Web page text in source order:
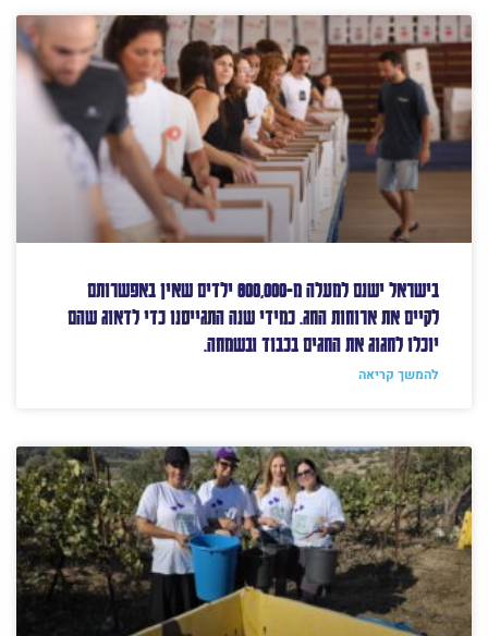
בישראל ישנם למעלה מ-800,000 ילדים שאין באפשרותם
לקיים את ארוחות החג. כמידי שנה התגייסנו כדי לדאוג שהם
יוכלו לחגוג את החגים בכבוד ובשמחה.
להמשך קריאה